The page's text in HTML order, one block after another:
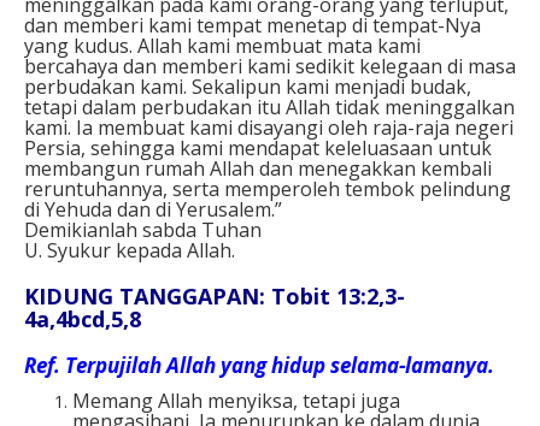
dan memberi kami tempat menetap di tempat-Nya
yang kudus. Allah kami membuat mata kami
bercahaya dan memberi kami sedikit kelegaan di masa
perbudakan kami. Sekalipun kami menjadi budak,
tetapi dalam perbudakan itu Allah tidak meninggalkan
kami. Ia membuat kami disayangi oleh raja-raja negeri
Persia, sehingga kami mendapat keleluasaan untuk
membangun rumah Allah dan menegakkan kembali
reruntuhannya, serta memperoleh tembok pelindung
di Yehuda dan di Yerusalem.”
Demikianlah sabda Tuhan
U. Syukur kepada Allah.
KIDUNG TANGGAPAN: Tobit 13:2,3-
4a,4bcd,5,8
Ref. Terpujilah Allah yang hidup selama-lamanya.
Memang Allah menyiksa, tetapi juga